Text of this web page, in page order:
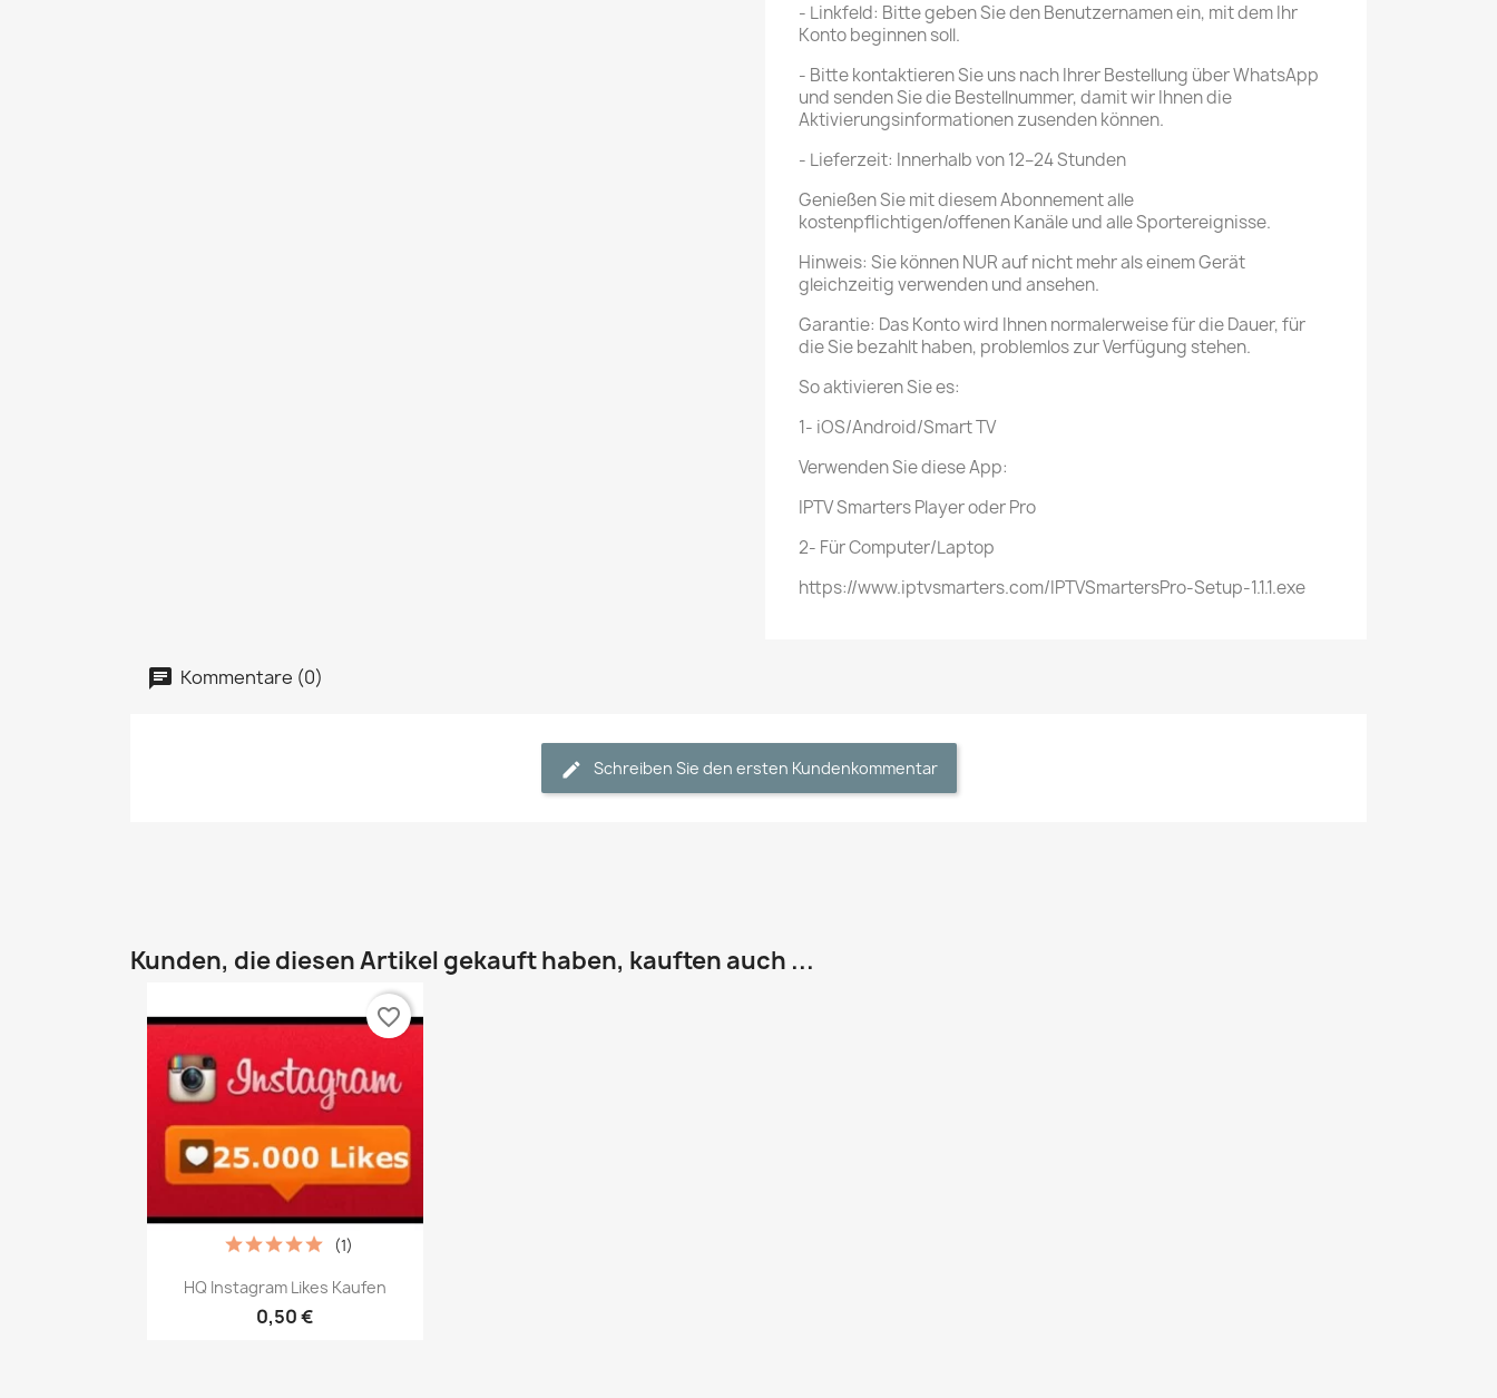
- Linkfeld: Bitte geben Sie den Benutzernamen ein, mit dem Ihr
Konto beginnen soll.
- Bitte kontaktieren Sie uns nach Ihrer Bestellung über WhatsApp
und senden Sie die Bestellnummer, damit wir Ihnen die
Aktivierungsinformationen zusenden können.
- Lieferzeit: Innerhalb von 12–24 Stunden
Genießen Sie mit diesem Abonnement alle
kostenpflichtigen/offenen Kanäle und alle Sportereignisse.
Hinweis: Sie können NUR auf nicht mehr als einem Gerät
gleichzeitig verwenden und ansehen.
Garantie: Das Konto wird Ihnen normalerweise für die Dauer, für
die Sie bezahlt haben, problemlos zur Verfügung stehen.
So aktivieren Sie es:
1- iOS/Android/Smart TV
Verwenden Sie diese App:
IPTV Smarters Player oder Pro
2- Für Computer/Laptop
https://www.iptvsmarters.com/IPTVSmartersPro-Setup-1.1.1.exe
Kommentare (0)
Schreiben Sie den ersten Kundenkommentar
Kunden, die diesen Artikel gekauft haben, kauften auch ...
Vorschau
HQ Instagram Likes Kaufen
0,50 €
(1)
favorite_border